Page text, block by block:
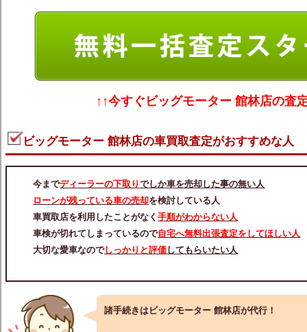
↑↑今すぐ ビッグモーター 館林店の査
ビッグモーター 館林店の車買取査定がおすすめな人
今までディーラーの下取りでしか車を売却した事の無い人
ローンが残っている車の売却 を検討している人
車買取店を利用したことがなく手順がわからない人
車検が切れてしまっているので自宅へ無料出張査定をしてほしい人
大切な愛車なのでしっかりと評価してもらいたい人
諸手続きはビッグモーター 館林店が代行！